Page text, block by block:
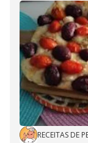
RECEITAS DE